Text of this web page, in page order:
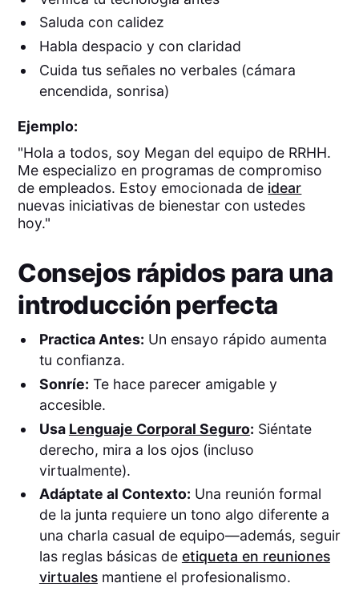
Saluda con calidez
Habla despacio y con claridad
Cuida tus señales no verbales (cámara
encendida, sonrisa)
Ejemplo:
"Hola a todos, soy Megan del equipo de RRHH.
Me especializo en programas de compromiso
de empleados. Estoy emocionada de idear
nuevas iniciativas de bienestar con ustedes
hoy."
Consejos rápidos para una
introducción perfecta
Practica Antes: Un ensayo rápido aumenta
tu confianza.
Sonríe: Te hace parecer amigable y
accesible.
Usa Lenguaje Corporal Seguro: Siéntate
derecho, mira a los ojos (incluso
virtualmente).
Adáptate al Contexto: Una reunión formal
de la junta requiere un tono algo diferente a
una charla casual de equipo—además, seguir
las reglas básicas de etiqueta en reuniones
virtualesmantiene el profesionalismo.